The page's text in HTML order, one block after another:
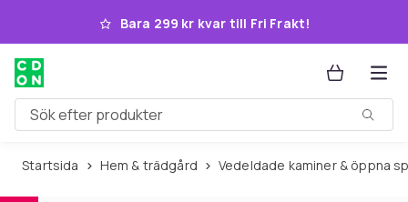
Hoppa till huvudinnehållet
Bara 299 kr kvar till Fri Frakt!
Sök efter produkter
Startsida Hem & trädgård Vedeldade kaminer & öppna